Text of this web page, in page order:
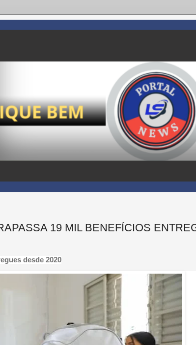
19 MIL BENEFÍCIOS
desde 2020